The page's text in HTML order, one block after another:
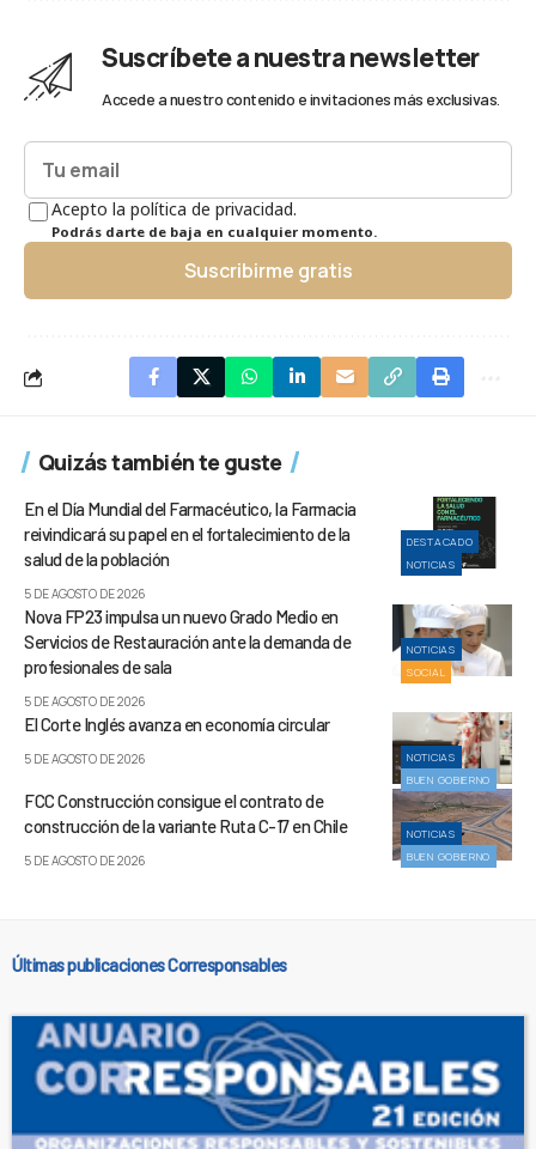
Suscríbete a nuestra newsletter
Accede a nuestro contenido e invitaciones más exclusivas.
Acepto la política de privacidad.
Podrás darte de baja en cualquier momento.
Suscribirme gratis
Quizás también te guste
DESTACADO
NOTICIAS
En el Día Mundial del Farmacéutico, la Farmacia
reivindicará su papel en el fortalecimiento de la
salud de la población
5 DE AGOSTO DE 2026
NOTICIAS
SOCIAL
Nova FP23 impulsa un nuevo Grado Medio en
Servicios de Restauración ante la demanda de
profesionales de sala
5 DE AGOSTO DE 2026
NOTICIAS
BUEN GOBIERNO
El Corte Inglés avanza en economía circular
5 DE AGOSTO DE 2026
NOTICIAS
BUEN GOBIERNO
FCC Construcción consigue el contrato de
construcción de la variante Ruta C-17 en Chile
5 DE AGOSTO DE 2026
Últimas publicaciones Corresponsables